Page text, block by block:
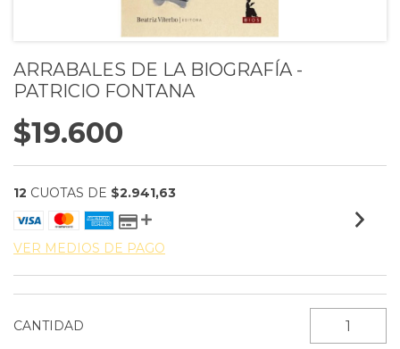
ARRABALES DE LA BIOGRAFÍA -
PATRICIO FONTANA
$19.600
12 CUOTAS DE $2.941,63
VER MEDIOS DE PAGO
CANTIDAD